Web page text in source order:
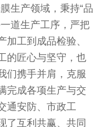
产领域，秉持“品
道生产工序，严把
加工到成品检验、
的匠心与坚守，也
们携手并肩，克服
完成各项生产与交
通安防、市政工
了互利共赢、共同